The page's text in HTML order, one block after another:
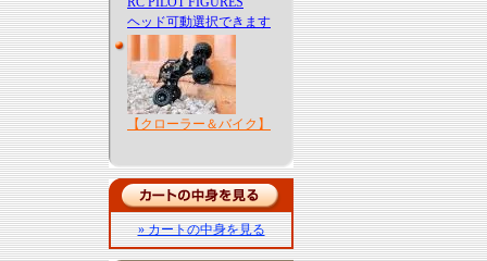
ヘッド可動選択できます
【クローラー＆バイク】
» カートの中身を見る